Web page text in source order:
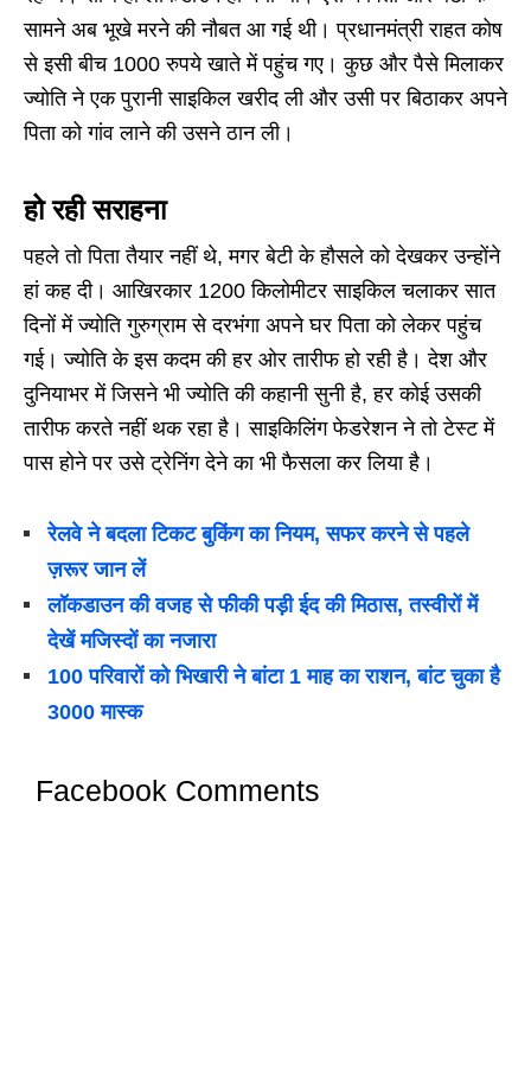
सामने अब भूखे मरने की नौबत आ गई थी। प्रधानमंत्री राहत कोष
से इसी बीच 1000 रुपये खाते में पहुंच गए। कुछ और पैसे मिलाकर
ज्योति ने एक पुरानी साइकिल खरीद ली और उसी पर बिठाकर अपने
पिता को गांव लाने की उसने ठान ली।
हो रही सराहना
पहले तो पिता तैयार नहीं थे, मगर बेटी के हौसले को देखकर उन्होंने
हां कह दी। आखिरकार 1200 किलोमीटर साइकिल चलाकर सात
दिनों में ज्योति गुरुग्राम से दरभंगा अपने घर पिता को लेकर पहुंच
गई। ज्योति के इस कदम की हर ओर तारीफ हो रही है। देश और
दुनियाभर में जिसने भी ज्योति की कहानी सुनी है, हर कोई उसकी
तारीफ करते नहीं थक रहा है। साइकिलिंग फेडरेशन ने तो टेस्ट में
पास होने पर उसे ट्रेनिंग देने का भी फैसला कर लिया है।
रेलवे ने बदला टिकट बुकिंग का नियम, सफर करने से पहले
ज़रूर जान लें
लॉकडाउन की वजह से फीकी पड़ी ईद की मिठास, तस्वीरों में
देखें मजिस्दों का नजारा
100 परिवारों को भिखारी ने बांटा 1 माह का राशन, बांट चुका है
3000 मास्क
Facebook Comments